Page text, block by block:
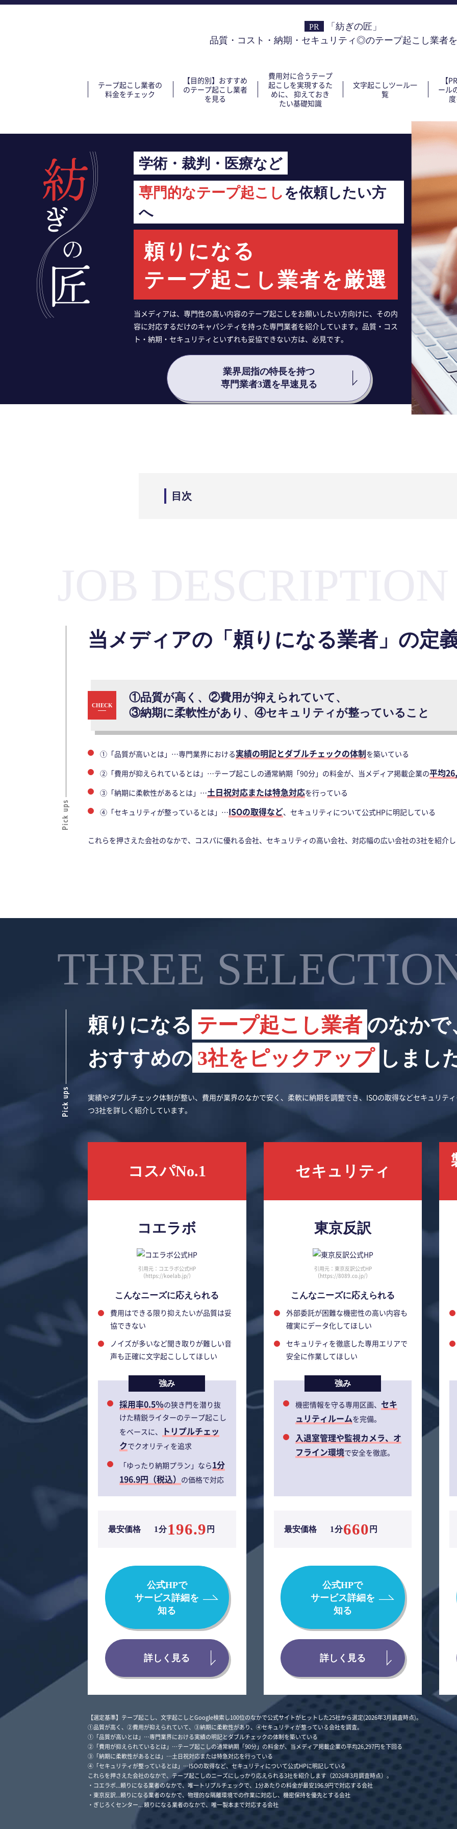
「紡ぎの匠」
品質・コスト・納期・セキュリティ◎のテープ起こし業者
テープ起こし業者の
料金をチェック
【目的別】おすすめ
のテープ起こし業者
を見る
費用対に合うテープ
起こしを実現するた
めに、 抑えておき
たい基礎知識
文字起こしツール一
覧
【
ール
学術・裁判・医療など
専門的なテープ起こしを依頼したい方
へ
頼りになる
テープ起こし業者を厳選
当メディアは、専門性の高い内容のテープ起こしをお願いしたい方向けに、その内
容に対応するだけのキャパシティを持った専門業者を紹介しています。品質・コス
ト・納期・セキュリティといずれも妥協できない方は、必見です。
業界屈指の特長を持つ
専門業者3選を早速見る
目次
当メディアの 「頼りになる業者」の定
①品質が高く、②費用が抑えられていて、
③納期に柔軟性があり、④セキュリティが整っていること
①「品質が高いとは」…専門業界における実績の明記とダブルチェックの体制を築いている
②「費用が抑えられているとは」…テープ起こしの通常納期「90分」の料金が、当メディア掲載企業の平均
③「納期に柔軟性があるとは」…土日祝対応または特急対応を行っている
④「セキュリティが整っているとは」…ISOの取得など、セキュリティについて公式HPに明記している
これらを押さえた会社のなかで、コスパに優れる会社、セキュリティの高い会社、対応幅の広い会社の3社を紹介
THREE
頼りになる テープ起こし業者 のなかで
おすすめの 3社をピックアップ しまし
実績やダブルチェック体制が整い、費用が業界のなかで安く、柔軟に納期を調整でき、ISOの取得などセキュリテ
つ3社を詳しく紹介しています。
コスパNo.1
コエラボ
引用元：コエラボ公式HP
（https://koelab.jp/）
こんなニーズに応えられる
費用はできる限り抑えたいが品質は妥
協できない
ノイズが多いなど聞き取りが難しい音
声も正確に文字起こししてほしい
強み
採用率0.5％の狭き門を潜り抜
けた精鋭ライターのテープ起こし
をベースに、
トリプルチェッ
クでクオリティを追求
「ゆったり納期プラン」なら1分
196.9円（税込） の価格で対応
最安価格 1分196.9 円
公式HPで
サービス詳細を
知る
詳しく見る
セキュリティ
東京反訳
引用元：東京反訳公式HP
（https://8089.co.jp/）
こんなニーズに応えられる
外部委託が困難な機密性の高い内容も
確実にデータ化してほしい
セキュリティを徹底した専用エリアで
安全に作業してほしい
強み
機密情報を守る専用区画、 セキ
ュリティルームを完備。
入退室管理や監視カメラ、オ
フライン環境で安全を徹底。
最安価格 1分660 円
公式HPで
サービス詳細を
知る
詳しく見る
【選定基準】テープ起こし、文字起こしとGoogle検索し100位のなかで公式サイトがヒットした25社から選定(2026年3月調査時点)。
①品質が高く、②費用が抑えられていて、③納期に柔軟性があり、④セキュリティが整っている会社を調査。
①「品質が高いとは」…専門業界における実績の明記とダブルチェックの体制を築いている
②「費用が抑えられているとは」…テープ起こしの通常納期「90分」の料金が、当メディア掲載企業の平均26,297円を下回る
③「納期に柔軟性があるとは」…土日祝対応または特急対応を行っている
④「セキュリティが整っているとは」…ISOの取得など、セキュリティについて公式HPに明記している
これらを押さえた会社のなかで、テープ起こしのニーズにしっかり応えられる3社を紹介します（2026年3月調査時点）。
・コエラボ...頼りになる業者のなかで、唯一トリプルチェックで、1分あたりの料金が最安196.9円で対応する会社
・東京反訳...頼りになる業者のなかで、物理的な隔離環境での作業に対応し、機密保持を優先とする会社
・ぎじろくセンター... 頼りになる業者のなかで、唯一製本まで対応する会社